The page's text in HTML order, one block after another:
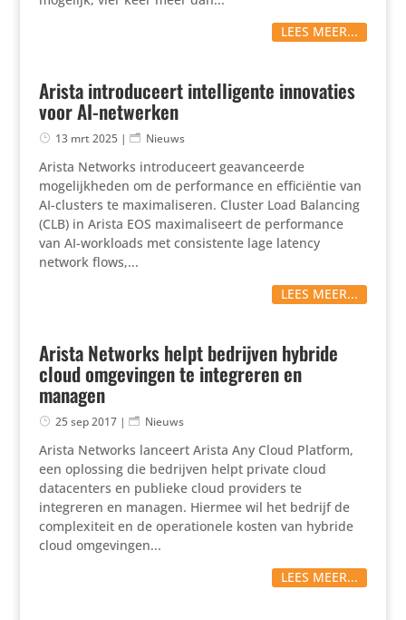
LEES MEER...
Arista introduceert intelligente innovaties
voor AI-netwerken
13 mrt 2025| Nieuws
Arista Networks introduceert geavanceerde
mogelijkheden om de performance en efficiëntie van
AI-clusters te maximaliseren. Cluster Load Balancing
(CLB) in Arista EOS maximaliseert de performance
van AI-workloads met consistente lage latency
network flows,...
LEES MEER...
Arista Networks helpt bedrijven hybride
cloud omgevingen te integreren en
managen
25 sep 2017| Nieuws
Arista Networks lanceert Arista Any Cloud Platform,
een oplossing die bedrijven helpt private cloud
datacenters en publieke cloud providers te
integreren en managen. Hiermee wil het bedrijf de
complexiteit en de operationele kosten van hybride
cloud omgevingen...
LEES MEER...